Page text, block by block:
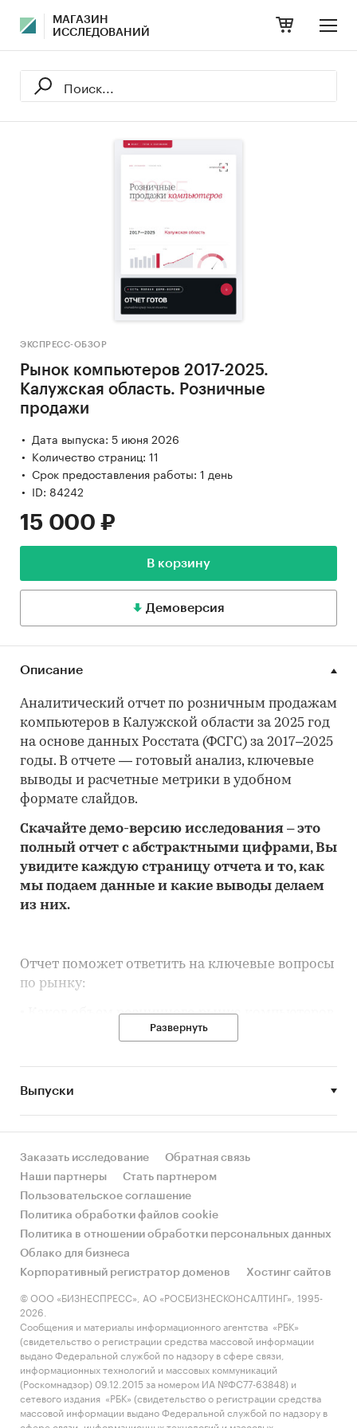
МАГАЗИН
ИССЛЕДОВАНИЙ
ЭКСПРЕСС-ОБЗОР
Рынок компьютеров 2017-2025.
Калужская область. Розничные
продажи
Дата выпуска: 5 июня 2026
Количество страниц: 11
Срок предоставления работы: 1 день
ID: 84242
15 000 ₽
В корзину
Демоверсия
Описание
Аналитический отчет по розничным продажам
компьютеров в Калужской области за 2025 год
на основе данных Росстата (ФСГС) за 2017–2025
годы. В отчете — готовый анализ, ключевые
выводы и расчетные метрики в удобном
формате слайдов.
Скачайте демо-версию исследования – это
полный отчет с абстрактными цифрами, Вы
увидите каждую страницу отчета и то,как
мы подаем данные и какие выводы делаем
из них.
Отчет поможет ответить на ключевые вопросы
по рынку:
• Каков объем розничного рынка компьютеров
в Калужской области, много это или мало по
за счет реального спроса или за счет
инфляции? Как соотносятся рост и падение с
• Какое место регион занимает в России и в
своем федеральном округе по объему продаж
и по продажам на душу населения?
• К какому сегменту можно отнести рынок по
размеру и темпом роста (малый/крупный, с
опережающей динамикой/с отстающей
динамикой) в стратегической перспективе и в
текущей ситуации? Меняются ли позиции
региона с течением времени?
• Насколько рынок насыщен и какой у региона
потенциал роста, если сравнить его с
регионами со схожими доходами, со схожей
долей расходов на компьютеры и с соседними
Развернуть
Выпуски
Заказать исследование
Обратная связь
Наши партнеры
Стать партнером
Пользовательское соглашение
Политика обработки файлов cookie
Политика в отношении обработки персональных данных
Облако для бизнеса
Корпоративный регистратор доменов
Хостинг сайтов
© ООО «БИЗНЕСПРЕСС», АО «РОСБИЗНЕСКОНСАЛТИНГ», 1995-
2026.
Сообщения и материалы информационного агентства «РБК»
(свидетельство о регистрации средства массовой информации
выдано Федеральной службой по надзору в сфере связи,
информационных технологий и массовых коммуникаций
(Роскомнадзор) 09.12.2015 за номером ИА №ФС77-63848) и
сетевого издания «РБК» (свидетельство о регистрации средства
массовой информации выдано Федеральной службой по надзору в